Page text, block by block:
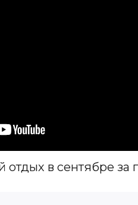
в сентябре за